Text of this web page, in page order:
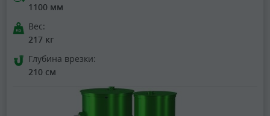
1100 мм
Вес:
217 кг
Глубина врезки:
210 см